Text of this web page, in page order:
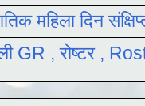
महिला दिन
GR , रोष्टर ,